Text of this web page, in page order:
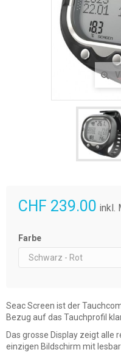
CHF 239.00 inkl.
Farbe
Seac Screen ist der
Bezug auf das Tauchprofil
Das grosse Display zeigt
einzigen Bildschirm mit